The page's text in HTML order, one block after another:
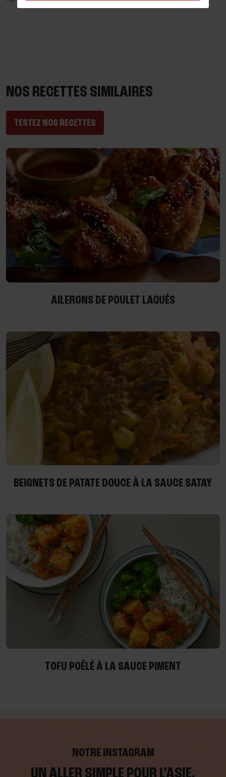
NOS RECETTES SIMILAIRES
TESTEZ NOS RECETTES
AILERONS DE POULET LAQUÉS
BEIGNETS DE PATATE DOUCE À LA SAUCE SATAY
TOFU POÊLÉ À LA SAUCE PIMENT
NOTRE INSTAGRAM
UN ALLER SIMPLE POUR L’ASIE.